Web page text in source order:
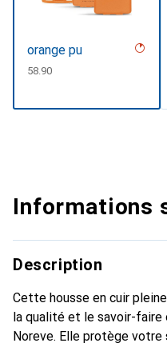
orange pu
CHF
58.90
Informations
Description
Cette housse en cuir
la qualité et le savoir-faire
Noreve. Elle protège votre